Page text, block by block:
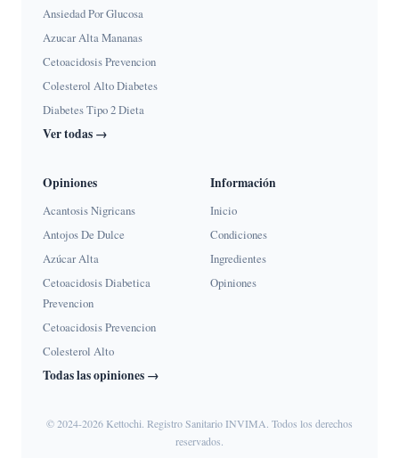
Ansiedad Por Glucosa
Azucar Alta Mananas
Cetoacidosis Prevencion
Colesterol Alto Diabetes
Diabetes Tipo 2 Dieta
Ver todas →
Opiniones
Acantosis Nigricans
Antojos De Dulce
Azúcar Alta
Cetoacidosis Diabetica
Prevencion
Cetoacidosis Prevencion
Colesterol Alto
Todas las opiniones →
Información
Inicio
Condiciones
Ingredientes
Opiniones
© 2024-2026 Kettochi. Registro Sanitario INVIMA. Todos los derechos
reservados.